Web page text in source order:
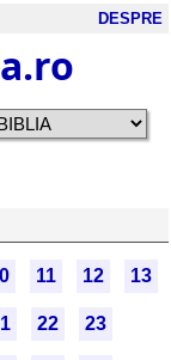
DESPRE
11 12 13
22 23